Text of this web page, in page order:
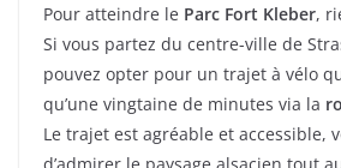
Pour atteindre le Parc Fort Kleber,
Si vous partez du centre-ville de
pouvez opter pour un trajet à vélo
qu’une vingtaine de minutes via la
Le trajet est agréable et accessible,
d’admirer le paysage alsacien tout